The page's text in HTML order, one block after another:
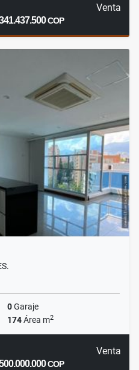
Venta
COP
0Garaje
174Área m2
Venta
COP